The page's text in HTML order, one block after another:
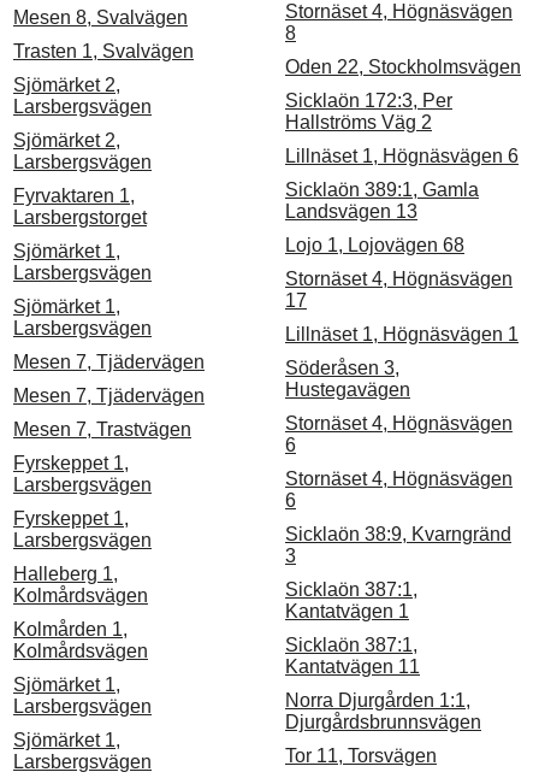
Mesen 8, Svalvägen
Trasten 1, Svalvägen
Sjömärket 2,
Larsbergsvägen
Sjömärket 2,
Larsbergsvägen
Fyrvaktaren 1,
Larsbergstorget
Sjömärket 1,
Larsbergsvägen
Sjömärket 1,
Larsbergsvägen
Mesen 7, Tjädervägen
Mesen 7, Tjädervägen
Mesen 7, Trastvägen
Fyrskeppet 1,
Larsbergsvägen
Fyrskeppet 1,
Larsbergsvägen
Halleberg 1,
Kolmårdsvägen
Kolmården 1,
Kolmårdsvägen
Sjömärket 1,
Larsbergsvägen
Sjömärket 1,
Larsbergsvägen
Stornäset 4, Högnäsvägen
8
Oden 22, Stockholmsvägen
Sicklaön 172:3, Per
Hallströms Väg 2
Lillnäset 1, Högnäsvägen 6
Sicklaön 389:1, Gamla
Landsvägen 13
Lojo 1, Lojovägen 68
Stornäset 4, Högnäsvägen
17
Lillnäset 1, Högnäsvägen 1
Söderåsen 3,
Hustegavägen
Stornäset 4, Högnäsvägen
6
Stornäset 4, Högnäsvägen
6
Sicklaön 38:9, Kvarngränd
3
Sicklaön 387:1,
Kantatvägen 1
Sicklaön 387:1,
Kantatvägen 11
Norra Djurgården 1:1,
Djurgårdsbrunnsvägen
Tor 11, Torsvägen